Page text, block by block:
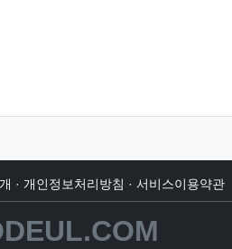
· 개인정보처리방침 · 서비스이용약관